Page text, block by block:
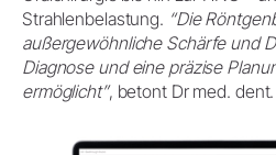
Strahlenbelastung. “Die
außergewöhnliche Schärfe und
Diagnose und eine präzise
ermöglicht”, betont Dr med.